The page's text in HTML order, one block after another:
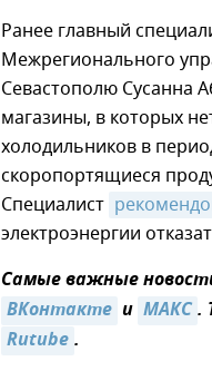
Ранее главный
Межрегионального
Севастополю Сусанна
магазины, в которых
холодильников в
скоропортящиеся
Специалист
электроэнергии
Самые важные
ВКонтакте и MAКС.
Rutube.